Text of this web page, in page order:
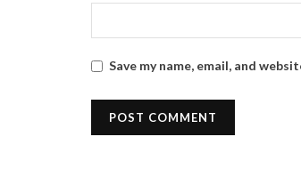
Save my name, email, and